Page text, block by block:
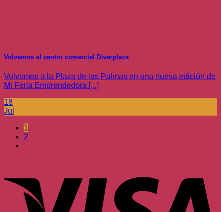
Volvemos al centro comercial Diverplaza
Volvemos a la Plaza de las Palmas en una nueva edición de
Mi Feria Emprendedora [...]
18
Jul
1
2